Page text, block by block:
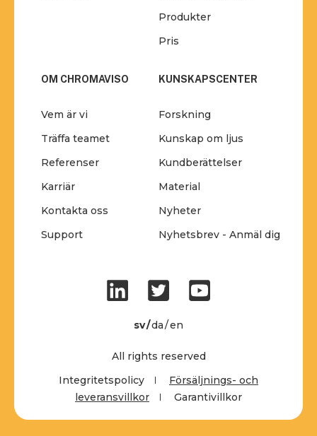
Produkter
Pris
OM CHROMAVISO
Vem är vi
Träffa teamet
Referenser
Karriär
Kontakta oss
Support
KUNSKAPSCENTER
Forskning
Kunskap om ljus
Kundberättelser
Material
Nyheter
Nyhetsbrev - Anmäl dig
sv da en
All rights reserved
Integritetspolicy
Försäljnings- och
leveransvillkor
Garantivillkor